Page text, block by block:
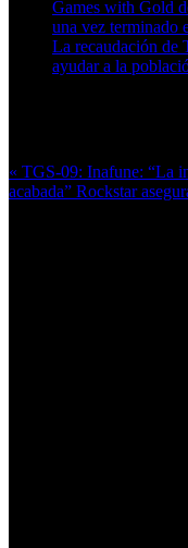
Games with Gold
una vez terminado
La recaudación de
ayudar a la
« TGS-09: Inafune: “La
acabada” Rockstar